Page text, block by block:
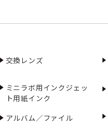
交換レンズ
ミニラボ用インクジェッ
ト用紙インク
アルバム／ファイル